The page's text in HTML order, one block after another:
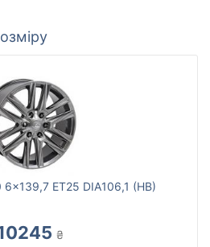
ET25 DIA106,1 (HB)
₴